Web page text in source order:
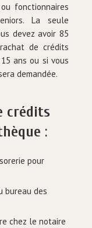
fonctionnaires
La seule
devez avoir 85
de crédits
ans ou si vous
demandée.
crédits
:
pour
bureau des
chez le notaire